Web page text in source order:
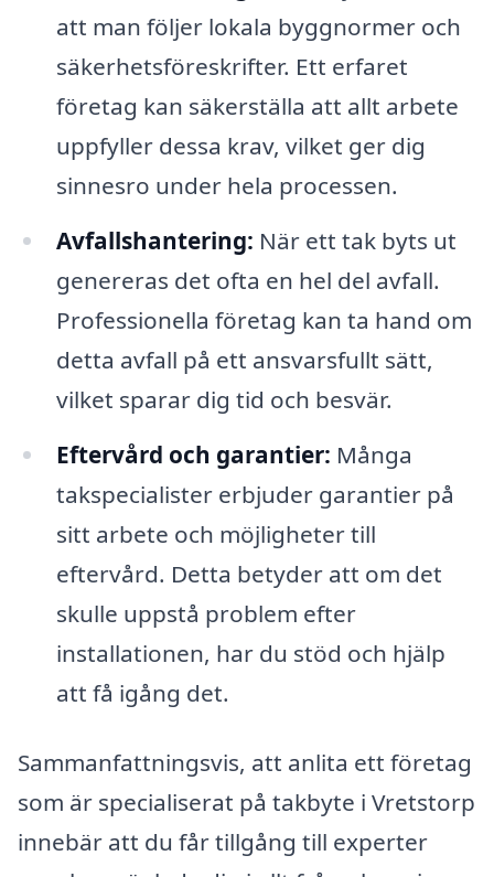
att man följer lokala byggnormer och
säkerhetsföreskrifter. Ett erfaret
företag kan säkerställa att allt arbete
uppfyller dessa krav, vilket ger dig
sinnesro under hela processen.
Avfallshantering: När ett tak byts ut
genereras det ofta en hel del avfall.
Professionella företag kan ta hand om
detta avfall på ett ansvarsfullt sätt,
vilket sparar dig tid och besvär.
Eftervård och garantier: Många
takspecialister erbjuder garantier på
sitt arbete och möjligheter till
eftervård. Detta betyder att om det
skulle uppstå problem efter
installationen, har du stöd och hjälp
att få igång det.
Sammanfattningsvis, att anlita ett företag
som är specialiserat på takbyte i Vretstorp
innebär att du får tillgång till experter